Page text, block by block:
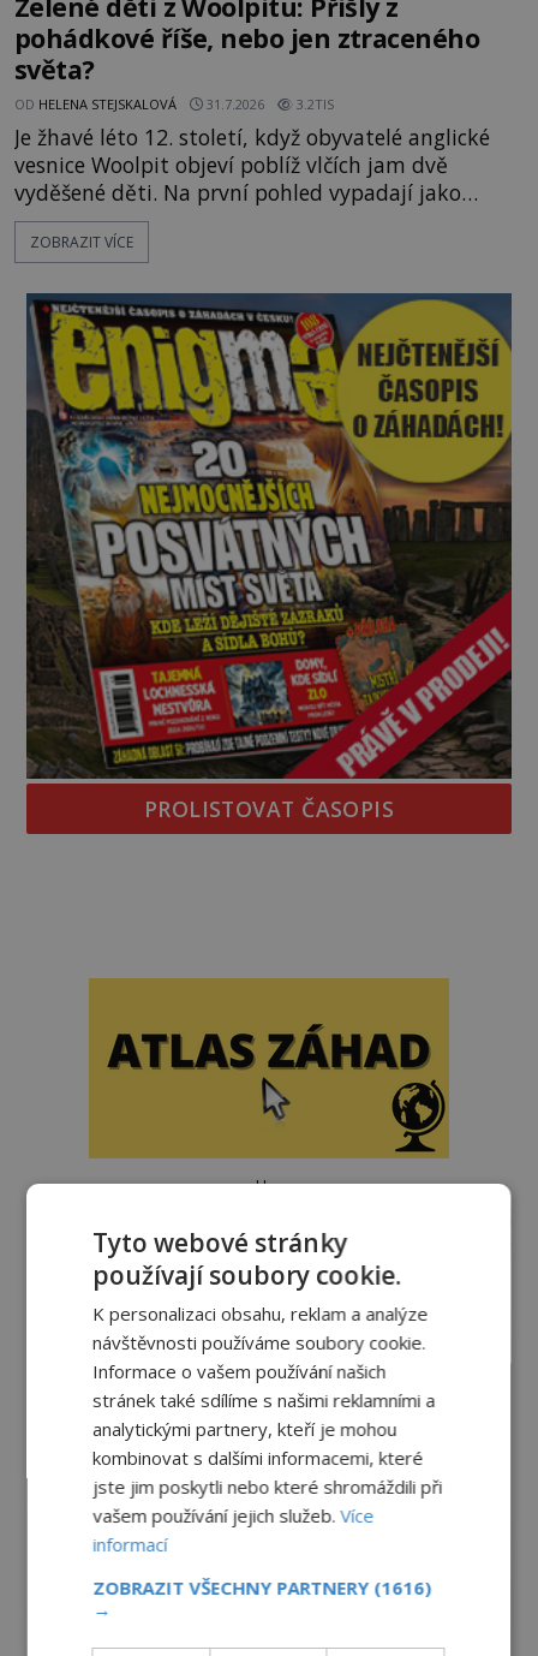
Zelené děti z Woolpitu: Přišly z
pohádkové říše, nebo jen ztraceného
světa?
OD HELENA STEJSKALOVÁ 31.7.2026 3.2TIS
Je žhavé léto 12. století, když obyvatelé anglické
vesnice Woolpit objeví poblíž vlčích jam dvě
vyděšené děti. Na první pohled vypadají jako
každé jiné, až na jednu děsivou výjimku. Jejich
kůže má nazelenalý odstín, mluví
kromě syrových bobů. Příběh se rychle stává
jednou z největších záhad středověké Anglie a ani
po téměř devíti stech letech není
ZOBRAZIT VÍCE
PROLISTOVAT ČASOPIS
reklama
Tyto webové stránky
používají soubory cookie.
K personalizaci obsahu, reklam a analýze
návštěvnosti používáme soubory cookie.
Informace o vašem používání našich
stránek také sdílíme s našimi reklamními a
analytickými partnery, kteří je mohou
kombinovat s dalšími informacemi, které
jste jim poskytli nebo které shromáždili při
vašem používání jejich služeb.Více
informací
ZOBRAZIT VŠECHNY PARTNERY (1616)
→